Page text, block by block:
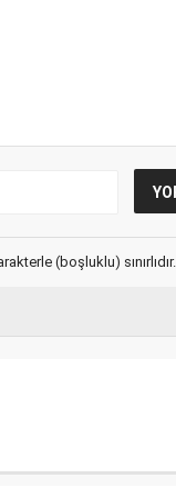
(boşluklu) sınırlıdır.